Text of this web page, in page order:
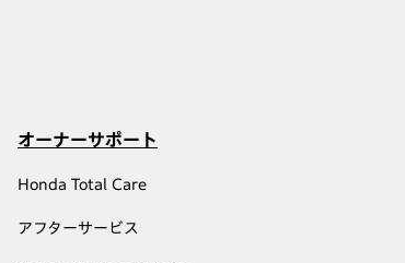
オーナーサポート
Honda Total Care
アフターサービス